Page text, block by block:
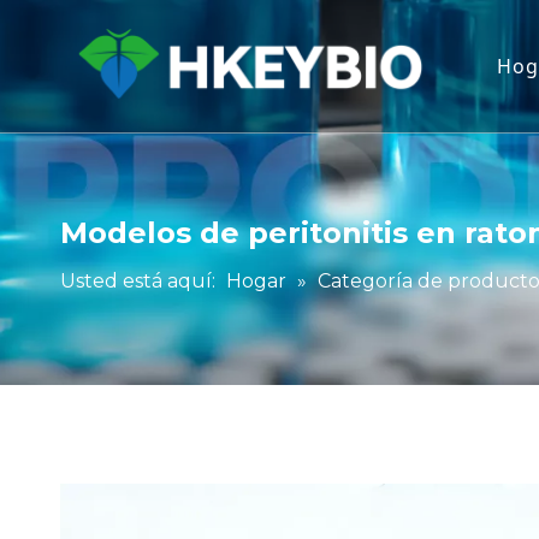
Modelos de peritonitis en
Usted está aquí: Hogar » Categoría de producto